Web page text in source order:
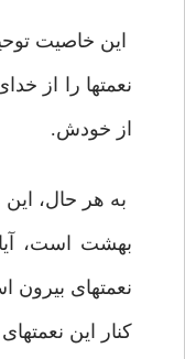
اين خاصيت
نعمتها را از
از خودش.
به هر حال،
بهشت است،
نعمتهاى بيرون
كنار اين